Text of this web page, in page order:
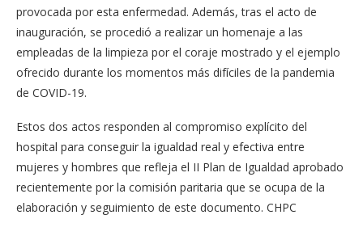
provocada por esta enfermedad. Además, tras el acto de
inauguración, se procedió a realizar un homenaje a las
empleadas de la limpieza por el coraje mostrado y el ejemplo
ofrecido durante los momentos más difíciles de la pandemia
de COVID-19.
Estos dos actos responden al compromiso explícito del
hospital para conseguir la igualdad real y efectiva entre
mujeres y hombres que refleja el II Plan de Igualdad aprobado
recientemente por la comisión paritaria que se ocupa de la
elaboración y seguimiento de este documento. CHPC